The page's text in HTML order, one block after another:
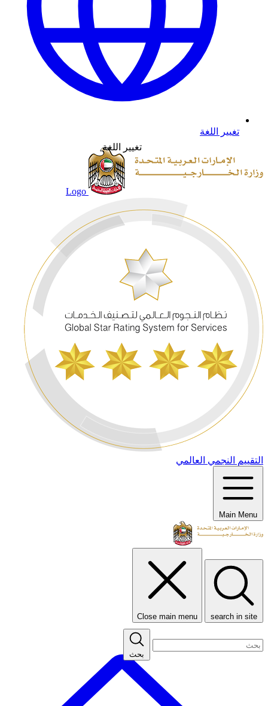
تغيير اللغة
تغيير اللغة
Logo
التقييم النجمي العالمي
Main Menu
search in site
Close main menu
بحث